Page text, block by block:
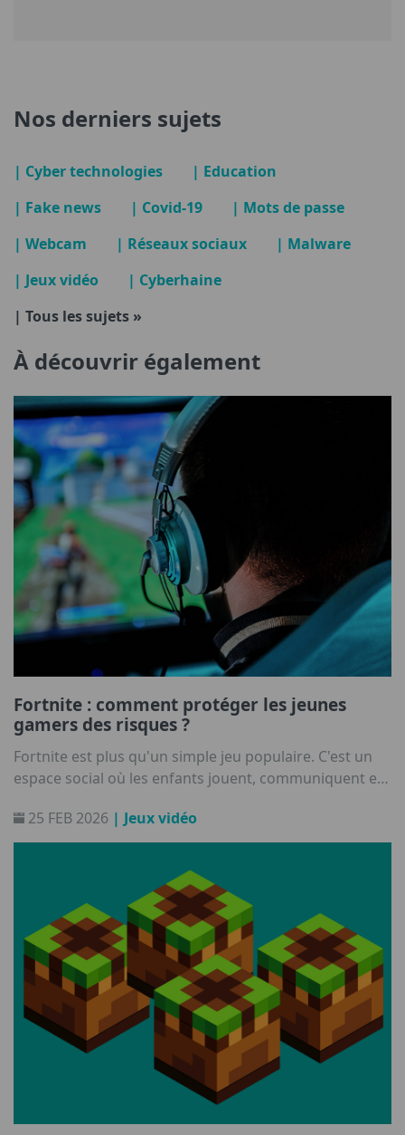
Nos derniers sujets
| Cyber technologies
| Education
| Fake news
| Covid-19
| Mots de passe
| Webcam
| Réseaux sociaux
| Malware
| Jeux vidéo
| Cyberhaine
| Tous les sujets »
À découvrir également
Fortnite : comment protéger les jeunes
gamers des risques ?
Fortnite est plus qu'un simple jeu populaire. C'est un
espace social où les enfants jouent, communiquent et
l'écran. Quels sont ses principaux risques et comment
les parents peuvent-ils aider leurs enfants à vivre une
25 FEB 2026 | Jeux vidéo